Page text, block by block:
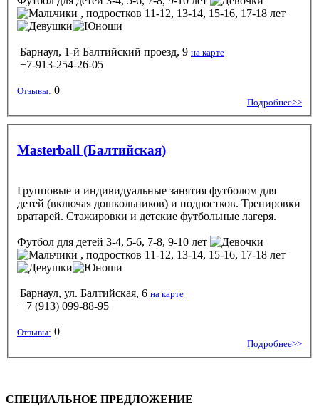
, подростков 11-12, 13-14, 15-16, 17-18 лет
Барнаул, 1-й Балтийский проезд, 9 на карте
+7-913-254-26-05
Отзывы: 0
Подробнее>>
Masterball (Балтийская)
Групповые и индивидуальные занятия футболом для
детей (включая дошкольников) и подростков. Тренировки
вратарей. Стажировки и детские футбольные лагеря.
Футбол для детей 3-4, 5-6, 7-8, 9-10 лет
, подростков 11-12, 13-14, 15-16, 17-18 лет
Барнаул, ул. Балтийская, 6 на карте
+7 (913) 099-88-95
Отзывы: 0
Подробнее>>
СПЕЦИАЛЬНОЕ ПРЕДЛОЖЕНИЕ